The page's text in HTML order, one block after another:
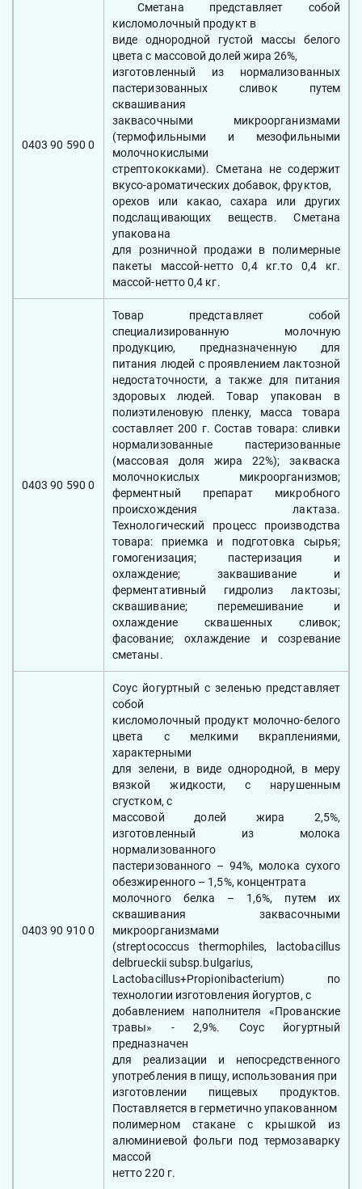
0403 90 590 0
Сметана представляет собой
кисломолочный продукт в
виде однородной густой массы белого
цвета с массовой долей жира 26%,
изготовленный из нормализованных
пастеризованных сливок путем
сквашивания
заквасочными микроорганизмами
(термофильными и мезофильными
молочнокислыми
стрептококками). Сметана не содержит
вкусо-ароматических добавок, фруктов,
орехов или какао, сахара или других
подслащивающих веществ. Сметана
упакована
для розничной продажи в полимерные
пакеты массой-нетто 0,4 кг.то 0,4 кг.
массой-нетто 0,4 кг.
0403 90 590 0
Товар представляет собой
специализированную молочную
продукцию, предназначенную для
питания людей с проявлением лактозной
недостаточности, а также для питания
здоровых людей. Товар упакован в
полиэтиленовую пленку, масса товара
составляет 200 г. Состав товара: сливки
нормализованные пастеризованные
(массовая доля жира 22%); закваска
молочнокислых микроорганизмов;
ферментный препарат микробного
происхождения лактаза.
Технологический процесс производства
товара: приемка и подготовка сырья;
гомогенизация; пастеризация и
охлаждение; заквашивание и
ферментативный гидролиз лактозы;
сквашивание; перемешивание и
охлаждение сквашенных сливок;
фасование; охлаждение и созревание
сметаны.
0403 90 910 0
Соус йогуртный с зеленью представляет
собой
кисломолочный продукт молочно-белого
цвета с мелкими вкраплениями,
характерными
для зелени, в виде однородной, в меру
вязкой жидкости, с нарушенным
сгустком, с
массовой долей жира 2,5%,
изготовленный из молока
нормализованного
пастеризованного – 94%, молока сухого
обезжиренного – 1,5%, концентрата
молочного белка – 1,6%, путем их
сквашивания заквасочными
микроорганизмами
(streptococcus thermophiles, lactobacillus
delbrueckii subsp.bulgarius,
Lactobacillus+Propionibacterium) по
технологии изготовления йогуртов, с
добавлением наполнителя «Прованские
травы» - 2,9%. Соус йогуртный
предназначен
для реализации и непосредственного
употребления в пищу, использования при
изготовлении пищевых продуктов.
Поставляется в герметично упакованном
полимерном стакане с крышкой из
алюминиевой фольги под термозаварку
массой
нетто 220 г.